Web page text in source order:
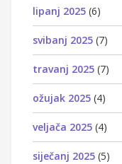
lipanj 2025 (6)
svibanj 2025 (7)
travanj 2025 (7)
ožujak 2025 (4)
veljača 2025 (4)
siječanj 2025 (5)